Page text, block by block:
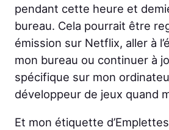
pendant cette heure et
bureau. Cela pourrait être
émission sur Netflix, aller à
mon bureau ou continuer à
spécifique sur mon
développeur de jeux quand
Et mon étiquette